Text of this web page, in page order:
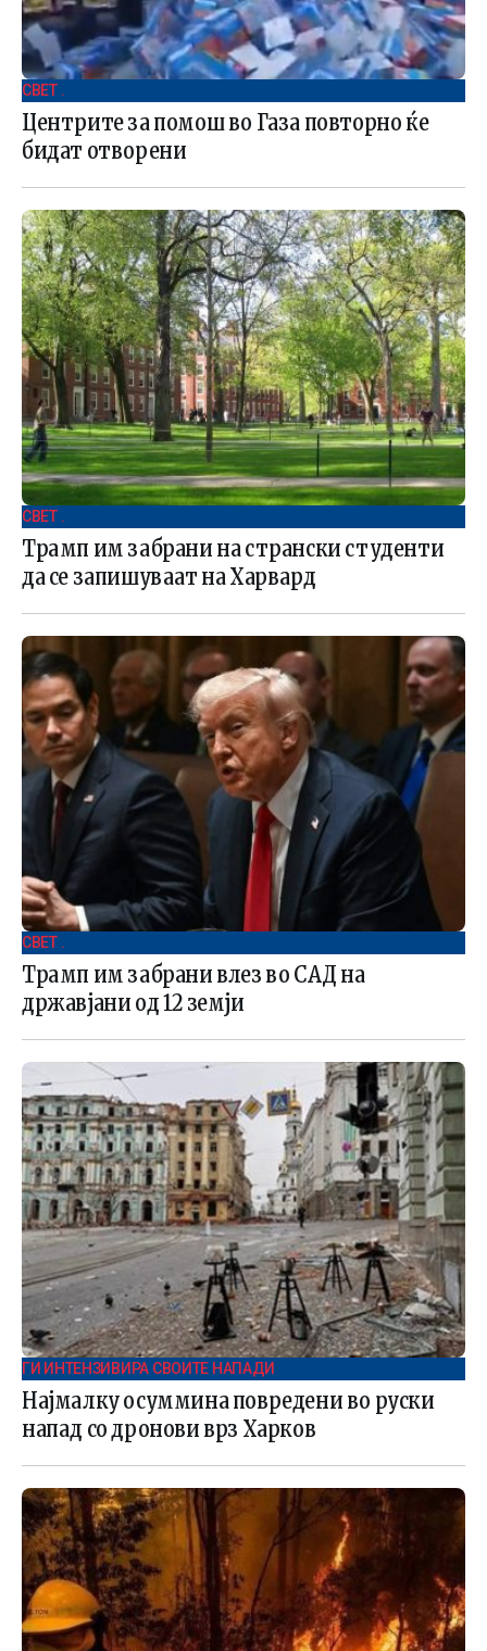
СВЕТ .
Центрите за помош во Газа повторно ќе
бидат отворени
СВЕТ .
Трамп им забрани на странски студенти
да се запишуваат на Харвард
СВЕТ .
Трамп им забрани влез во САД на
државјани од 12 земји
ГИ ИНТЕНЗИВИРА СВОИТЕ НАПАДИ
Најмалку осуммина повредени во руски
напад со дронови врз Харков